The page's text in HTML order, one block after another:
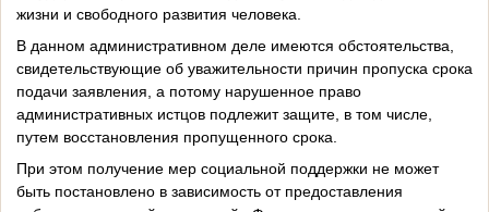
жизни и свободного развития человека.
В данном административном деле имеются обстоятельства,
свидетельствующие об уважительности причин пропуска срока
подачи заявления, а потому нарушенное право
административных истцов подлежит защите, в том числе,
путем восстановления пропущенного срока.
При этом получение мер социальной поддержки не может
быть постановлено в зависимость от предоставления